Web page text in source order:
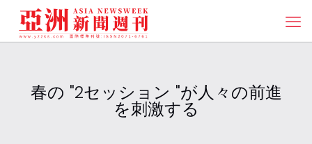
春の "2セッション "が人々の前進
を刺激する